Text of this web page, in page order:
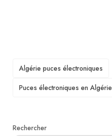
TAGS
Algérie puces électroniques
Puces électroniques en Algérie
Rechercher